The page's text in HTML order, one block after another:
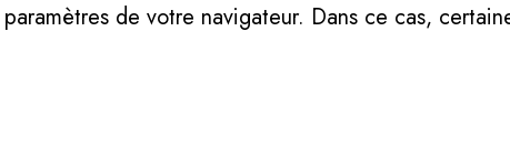
de votre navigateur. Dans ce cas,